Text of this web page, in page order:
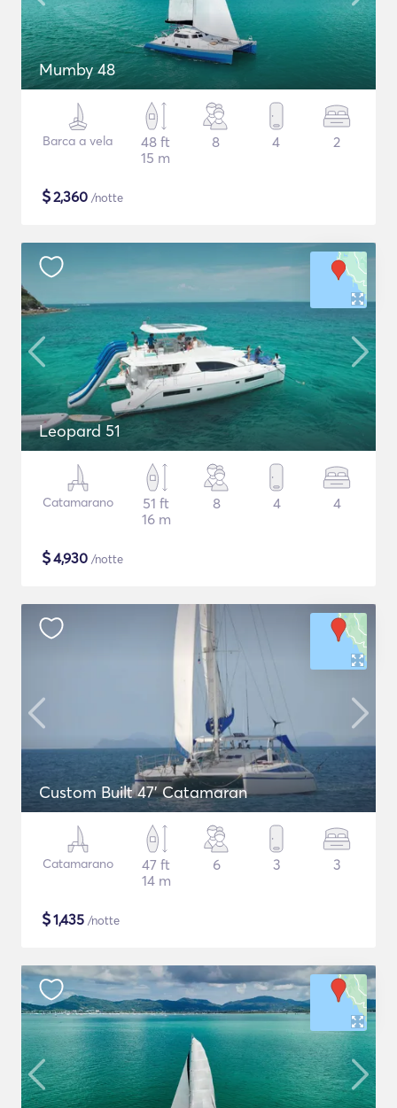
Mumby 48
Barca a vela
48 ft
15 m
8 4 2
$2,360 /notte
Leopard 51
Catamarano
51 ft
16 m
8 4 4
$4,930 /notte
Custom Built 47' Catamaran
Catamarano
47 ft
14 m
6 3 3
$1,435 /notte